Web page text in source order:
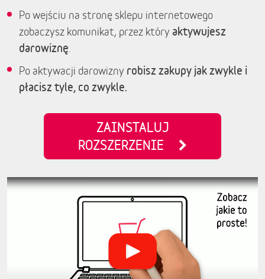
Po wejściu na stronę sklepu internetowego
zobaczysz komunikat, przez który aktywujesz
darowiznę
Po aktywacji darowizny robisz zakupy jak zwykle i
płacisz tyle, co zwykle.
ZAINSTALUJ
ROZSZERZENIE